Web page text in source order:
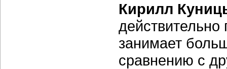
Кирилл
занимает
сравнению с